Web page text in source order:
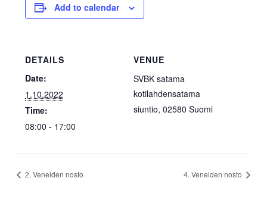
Add to calendar
DETAILS
Date:
1.10.2022
Time:
08:00 - 17:00
VENUE
SVBK satama
kotilahdensatama
siuntio, 02580 Suomi
2. Veneiden nosto 4. Veneiden nosto